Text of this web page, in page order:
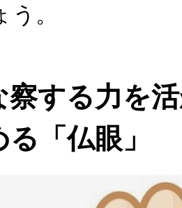
。
する力を
「仏眼」